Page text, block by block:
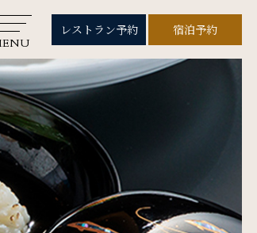
レストラン予約 宿泊予約
レストラン予約 宿泊予約